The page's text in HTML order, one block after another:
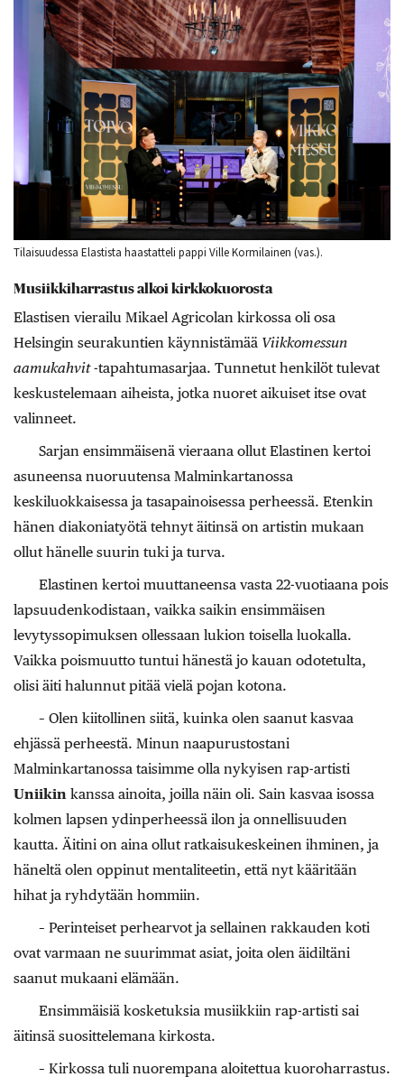
Tilaisuudessa Elastista haastatteli pappi Ville Kormilainen (vas.).
Musiikkiharrastus alkoi kirkkokuorosta
Elastisen vierailu Mikael Agricolan kirkossa oli osa
Helsingin seurakuntien käynnistämää Viikkomessun
aamukahvit-tapahtumasarjaa. Tunnetut henkilöt tulevat
keskustelemaan aiheista, jotka nuoret aikuiset itse ovat
valinneet.
Sarjan ensimmäisenä vieraana ollut Elastinen kertoi
asuneensa nuoruutensa Malminkartanossa
keskiluokkaisessa ja tasapainoisessa perheessä. Etenkin
hänen diakoniatyötä tehnyt äitinsä on artistin mukaan
ollut hänelle suurin tuki ja turva.
Elastinen kertoi muuttaneensa vasta 22-vuotiaana pois
lapsuudenkodistaan, vaikka saikin ensimmäisen
levytyssopimuksen ollessaan lukion toisella luokalla.
Vaikka poismuutto tuntui hänestä jo kauan odotetulta,
olisi äiti halunnut pitää vielä pojan kotona.
– Olen kiitollinen siitä, kuinka olen saanut kasvaa
ehjässä perheestä. Minun naapurustostani
Malminkartanossa taisimme olla nykyisen rap-artisti
Uniikin kanssa ainoita, joilla näin oli. Sain kasvaa isossa
kolmen lapsen ydinperheessä ilon ja onnellisuuden
kautta. Äitini on aina ollut ratkaisukeskeinen ihminen, ja
häneltä olen oppinut mentaliteetin, että nyt kääritään
hihat ja ryhdytään hommiin.
– Perinteiset perhearvot ja sellainen rakkauden koti
ovat varmaan ne suurimmat asiat, joita olen äidiltäni
saanut mukaani elämään.
Ensimmäisiä kosketuksia musiikkiin rap-artisti sai
äitinsä suosittelemana kirkosta.
– Kirkossa tuli nuorempana aloitettua kuoroharrastus.